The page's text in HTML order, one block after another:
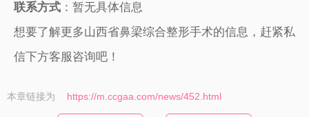
联系方式：暂无具体信息
想要了解更多山西省鼻梁综合整形手术的信息，赶紧私
信下方客服咨询吧！
本章链接为 https://m.ccgaa.com/news/452.html